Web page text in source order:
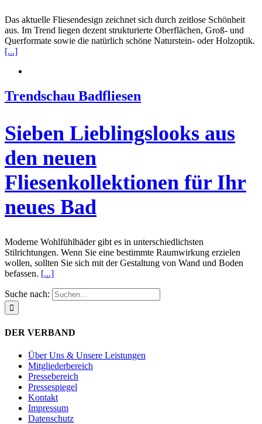
Das aktuelle Fliesendesign zeichnet sich durch zeitlose Schönheit
aus. Im Trend liegen dezent strukturierte Oberflächen, Groß- und
Querformate sowie die natürlich schöne Naturstein- oder Holzoptik.
[...]
Trendschau Badfliesen
Sieben Lieblingslooks aus
den neuen
Fliesenkollektionen für Ihr
neues Bad
Moderne Wohlfühlbäder gibt es in unterschiedlichsten
Stilrichtungen. Wenn Sie eine bestimmte Raumwirkung erzielen
wollen, sollten Sie sich mit der Gestaltung von Wand und Boden
befassen. [...]
Suche nach:
DER VERBAND
Über Uns & Unsere Leistungen
Mitgliederbereich
Pressebereich
Pressespiegel
Kontakt
Impressum
Datenschutz